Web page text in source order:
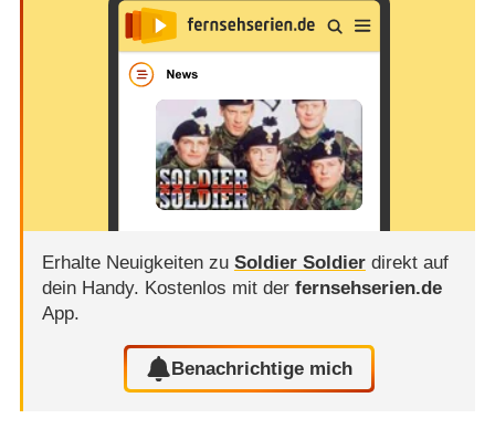
Erhalte Neuigkeiten zu Soldier Soldierdirekt auf
dein Handy. Kostenlos mit der fernsehserien.de
App.
Benachrichtige mich